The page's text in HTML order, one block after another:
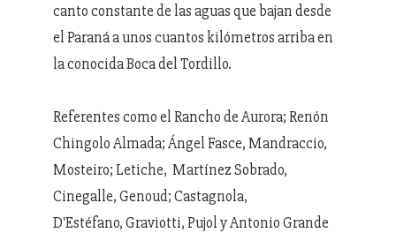
canto constante de las aguas que bajan desde
el Paraná a unos cuantos kilómetros arriba en
la conocida Boca del Tordillo.
Referentes como el Rancho de Aurora; Renón
Chingolo Almada; Ángel Fasce, Mandraccio,
Mosteiro; Letiche, Martínez Sobrado,
Cinegalle, Genoud; Castagnola,
D'Estéfano, Graviotti, Pujol y Antonio Grande